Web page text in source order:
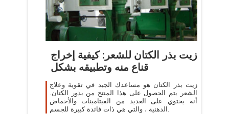
زيت بذر الكتان للشعر: كيفية إخراج
قناع منه وتطبيقه بشكل
زيت بذر الكتان هو مساعدك الجيد في تقوية وعلاج
الشعر يتم الحصول على هذا المنتج من بذور الكتان.
أنه يحتوي على العديد من الفيتامينات والأحماض
الدهنية ، والتي هي ذات فائدة كبيرة للجسم.